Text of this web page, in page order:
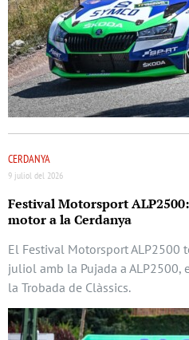
CERDANYA
9 juliol del 2026
Festival Motorsport
motor a la Cerdanya
El Festival Motorsport ALP2500
juliol amb la Pujada a ALP2500,
la Trobada de Clàssics.